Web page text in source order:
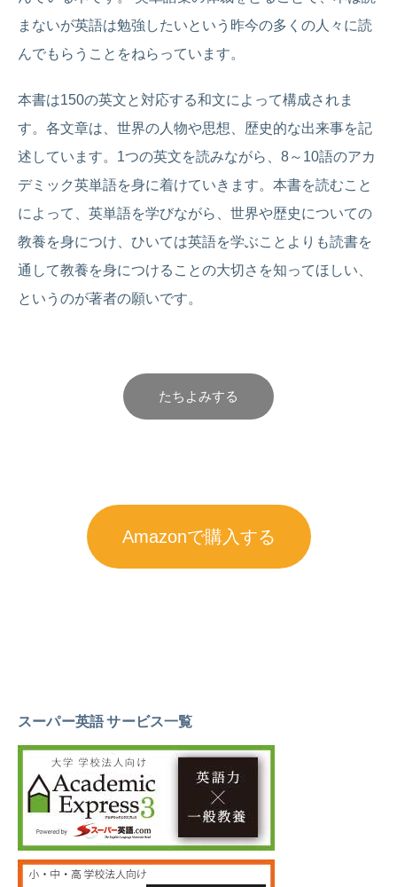
まないが英語は勉強したいという昨今の多くの人々に読
んでもらうことをねらっています。
本書は150の英文と対応する和文によって構成されま
す。各文章は、世界の人物や思想、歴史的な出来事を記
述しています。1つの英文を読みながら、8～10語のアカ
デミック英単語を身に着けていきます。本書を読むこと
によって、英単語を学びながら、世界や歴史についての
教養を身につけ、ひいては英語を学ぶことよりも読書を
通して教養を身につけることの大切さを知ってほしい、
というのが著者の願いです。
たちよみする
Amazonで購入する
スーパー英語 サービス一覧